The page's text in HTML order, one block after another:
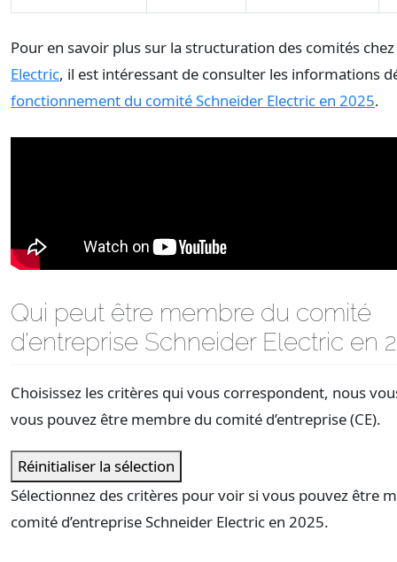
Pour en savoir plus sur la structuration des comités chez
Electric, il est intéressant de consulter les informations
fonctionnement du comité Schneider Electric en 2025.
Qui peut être membre du comité
d’entreprise Schneider Electric en
Choisissez les critères qui vous correspondent, nous
vous pouvez être membre du comité d’entreprise (CE).
Réinitialiser la sélection
Sélectionnez des critères pour voir si vous pouvez être
comité d’entreprise Schneider Electric en 2025.